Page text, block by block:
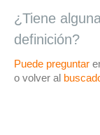
¿Tiene
definición?
Puede preguntar
o volver al